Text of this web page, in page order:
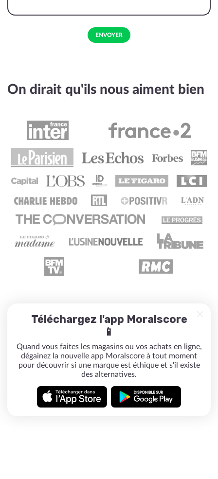
ENVOYER
On dirait qu'ils nous aiment bien
Téléchargez l'app Moralscore
📱
Quand vous faites les magasins ou vos achats en ligne,
dégainez la nouvelle app Moralscore à tout moment
pour découvrir si une marque est éthique et s'il existe
des alternatives.